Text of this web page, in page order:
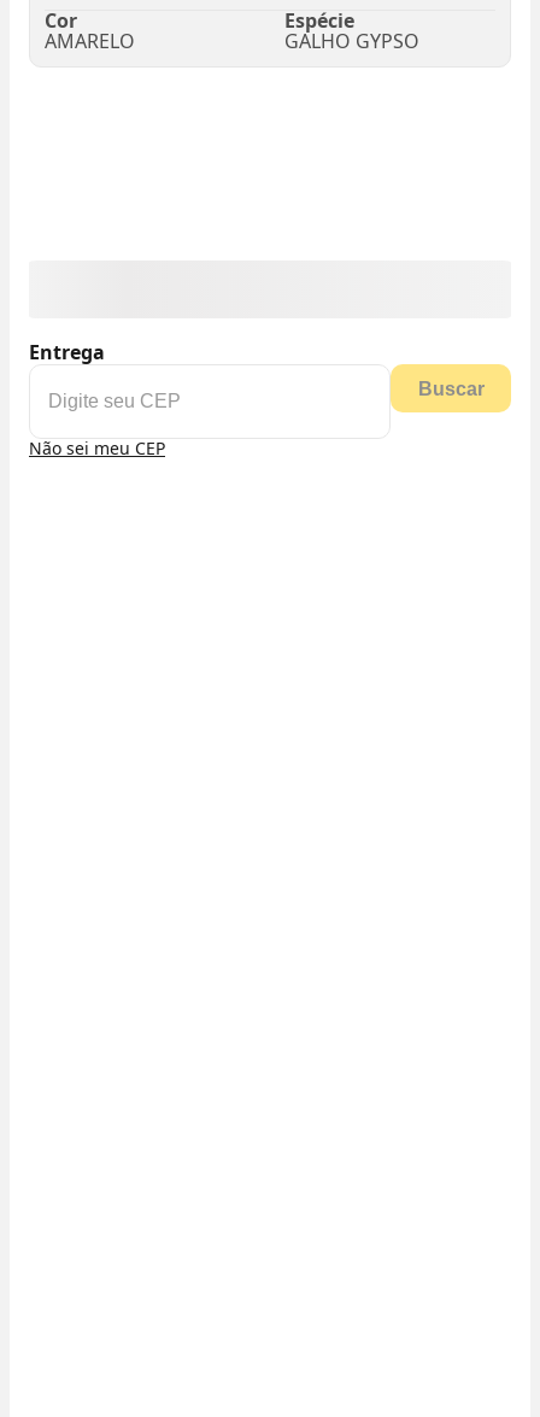
Cor
AMARELO
Espécie
GALHO GYPSO
Entrega
Buscar
Não sei meu CEP